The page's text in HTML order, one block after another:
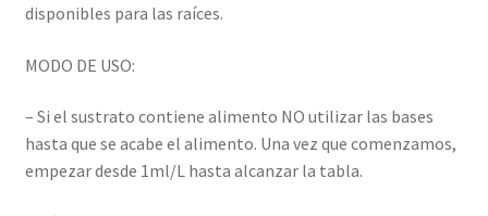
disponibles para las raíces.
MODO DE USO:
– Si el sustrato contiene alimento NO utilizar las bases
hasta que se acabe el alimento. Una vez que comenzamos,
empezar desde 1ml/L hasta alcanzar la tabla.